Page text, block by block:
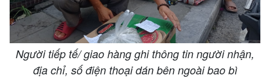
Người tiếp tế/ giao hàng ghi thông tin người nhận,
địa chỉ, số điện thoại dán bên ngoài bao bì